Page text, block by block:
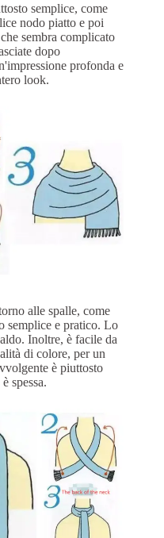
semplice, come
nodo piatto e poi
sembra complicato
dopo
profonda e
look.
alle spalle, come
semplice e pratico. Lo
Inoltre, è facile da
di colore, per un
è piuttosto
spessa.